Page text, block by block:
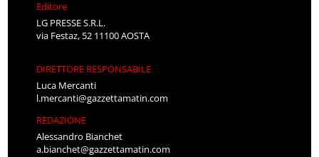
Editore
LG PRESSE S.R.L.
via Festaz, 52 11100 AOSTA
DIRETTORE RESPONSABILE
Luca Mercanti
l.mercanti@gazzettamatin.com
REDAZIONE
Alessandro Bianchet
a.bianchet@gazzettamatin.com